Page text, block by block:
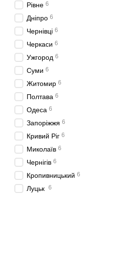
Рівне 6
Дніпро 6
Чернівці 6
Черкаси 6
Ужгород 6
Суми 6
Житомир 6
Полтава 6
Одеса 6
Запоріжжя 6
Кривий Ріг 6
Миколаїв 6
Чернігів 6
Кропивницький 6
Луцьк 6